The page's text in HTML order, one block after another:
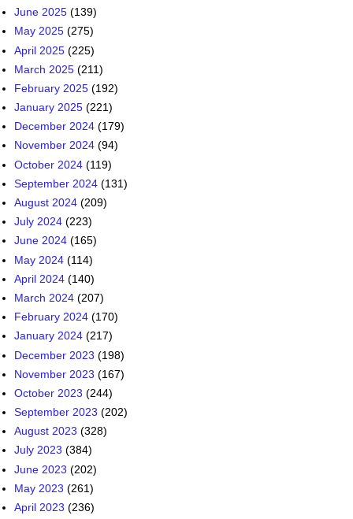
June 2025 (139)
May 2025 (275)
April 2025 (225)
March 2025 (211)
February 2025 (192)
January 2025 (221)
December 2024 (179)
November 2024 (94)
October 2024 (119)
September 2024 (131)
August 2024 (209)
July 2024 (223)
June 2024 (165)
May 2024 (114)
April 2024 (140)
March 2024 (207)
February 2024 (170)
January 2024 (217)
December 2023 (198)
November 2023 (167)
October 2023 (244)
September 2023 (202)
August 2023 (328)
July 2023 (384)
June 2023 (202)
May 2023 (261)
April 2023 (236)